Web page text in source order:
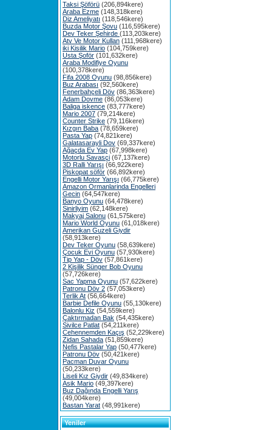
Taksi Şöförü (206,894kere)
Araba Ezme (148,318kere)
Diz Ameliyatı (118,546kere)
Buzda Motor Şovu (116,595kere)
Dev Teker Şehirde (113,203kere)
Atv Ve Motor Kullan (111,968kere)
iki Kisilik Mario (104,759kere)
Usta Şoför (101,632kere)
Araba Modifiye Oyunu
(100,378kere)
Fifa 2008 Oyunu (98,856kere)
Buz Arabası (92,560kere)
Fenerbahçeli Döv (86,363kere)
Adam Dovme (86,053kere)
Baliga iskence (83,777kere)
Mario 2007 (79,214kere)
Counter Strike (79,116kere)
Kızgın Baba (78,659kere)
Pasta Yap (74,821kere)
Galatasarayli Dov (69,337kere)
Ağaçda Ev Yap (67,998kere)
Motorlu Savasçi (67,137kere)
3D Ralli Yarışı (66,922kere)
Piskopat söför (66,892kere)
Engelli Motor Yarışı (66,775kere)
Amazon Ormanlarinda Engelleri
Gecin (64,547kere)
Banyo Oyunu (64,478kere)
Sinirliyim (62,148kere)
Makyaj Salonu (61,575kere)
Mario World Oyunu (61,018kere)
Amerikan Guzeli Giydir
(58,913kere)
Dev Teker Oyunu (58,639kere)
Çocuk Evi Oyunu (57,930kere)
Tip Yap - Döv (57,861kere)
2 Kişilik Sünger Bob Oyunu
(57,726kere)
Sac Yapma Oyunu (57,622kere)
Patronu Döv 2 (57,053kere)
Terlik At (56,664kere)
Barbie Defile Oyunu (55,130kere)
Balonlu Kiz (54,559kere)
Çaktırmadan Bak (54,435kere)
Sivilce Patlat (54,211kere)
Cehennemden Kaçış (52,229kere)
Zidan Sahada (51,859kere)
Nefis Pastalar Yap (50,477kere)
Patronu Döv (50,421kere)
Pacman Duvar Oyunu
(50,233kere)
Liseli Kız Giydir (49,834kere)
Asik Mario (49,397kere)
Buz Dağında Engelli Yarış
(49,004kere)
Bastan Yarat (48,991kere)
Yeniler